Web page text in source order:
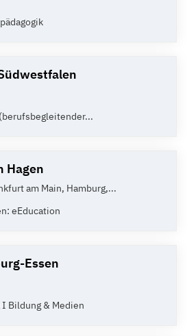
Hagen
am Main, Hamburg,...
eEducation
Essen
Bildung & Medien